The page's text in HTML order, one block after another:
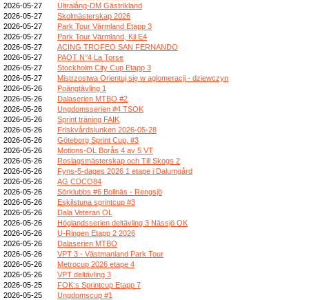
2026-05-27
Ultralång-DM Gästrikland
2026-05-27
Skolmästerskap 2026
2026-05-27
Park Tour Värmland Etapp 3
2026-05-27
Park Tour Värmland, Kil E4
2026-05-27
ACING TROFEO SAN FERNANDO
2026-05-27
PAOT N°4 La Torse
2026-05-27
Stockholm City Cup Etapp 3
2026-05-27
Mistrzostwa Orientuj się w aglomeracji - dziewczyn
2026-05-26
Poängtävling 1
2026-05-26
Dalaserien MTBO #2
2026-05-26
Ungdomsserien #4 TSOK
2026-05-26
Sprint träning FAIK
2026-05-26
Friskvårdslunken 2026-05-28
2026-05-26
Göteborg Sprint Cup, #3
2026-05-26
Motions-OL Borås 4 av 5 VT
2026-05-26
Roslagsmästerskap och Till Skogs 2
2026-05-26
Fyns-5-dages 2026 1 etape i Dalumgård
2026-05-26
AG CDCO84
2026-05-26
Sörklubbs #6 Bollnäs - Rengsjö
2026-05-26
Eskilstuna sprintcup #3
2026-05-26
Dala Veteran OL
2026-05-26
Höglandsserien deltävling 3 Nässjö OK
2026-05-26
U-Ringen Etapp 2 2026
2026-05-26
Dalaserien MTBO
2026-05-26
VPT 3 - Västmanland Park Tour
2026-05-26
Metrocup 2026 etape 4
2026-05-26
VPT deltävling 3
2026-05-25
FOK:s Sprintcup Etapp 7
2026-05-25
Ungdomscup #1